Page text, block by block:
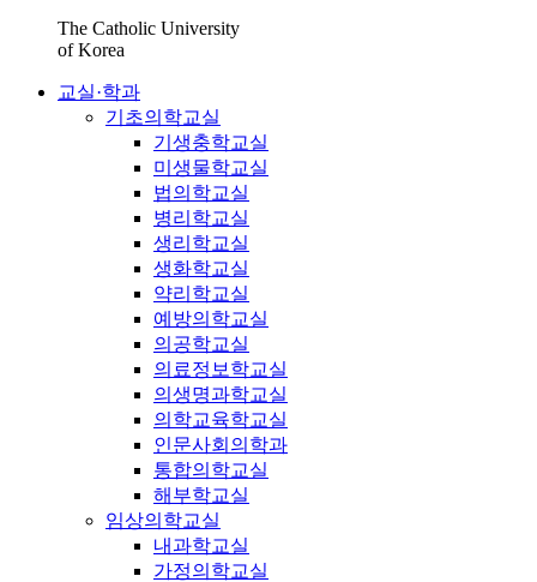
The Catholic University
of Korea
교실·학과
기초의학교실
기생충학교실
미생물학교실
법의학교실
병리학교실
생리학교실
생화학교실
약리학교실
예방의학교실
의공학교실
의료정보학교실
의생명과학교실
의학교육학교실
인문사회의학과
통합의학교실
해부학교실
임상의학교실
내과학교실
가정의학교실